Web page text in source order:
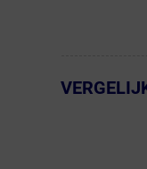
← Terug naar